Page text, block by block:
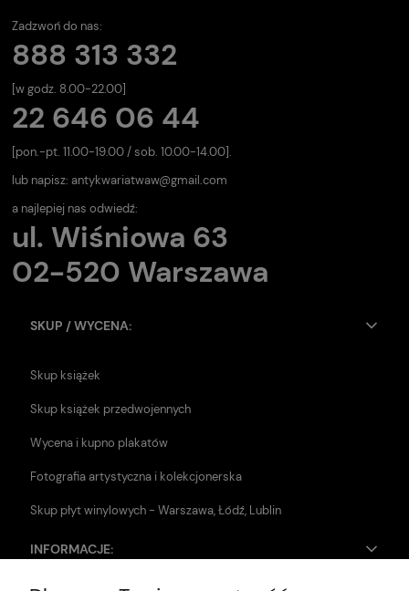
Zadzwoń do nas:
888 313 332
[w godz. 8.00-22.00]
22 646 06 44
[pon.-pt. 11.00-19.00 / sob. 10.00-14.00].
lub napisz: antykwariatwaw@gmail.com
a najlepiej nas odwiedź:
ul. Wiśniowa 63
02-520 Warszawa
SKUP / WYCENA:
Skup książek
Skup książek przedwojennych
Wycena i kupno plakatów
Fotografia artystyczna i kolekcjonerska
Skup płyt winylowych - Warszawa, Łódź, Lublin
INFORMACJE: